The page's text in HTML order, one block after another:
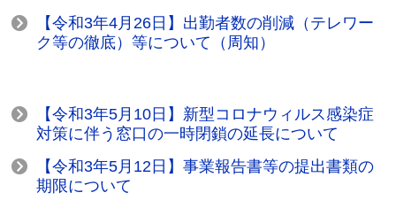
【令和3年4月26日】出勤者数の削減（テレワー
ク等の徹底）等について（周知）
【令和3年5月10日】新型コロナウィルス感染症
対策に伴う窓口の一時閉鎖の延長について
【令和3年5月12日】事業報告書等の提出書類の
期限について